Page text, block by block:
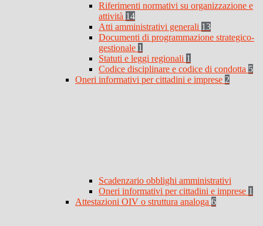
Riferimenti normativi su organizzazione e
attività 14
Atti amministrativi generali 13
Documenti di programmazione strategico-
gestionale 1
Statuti e leggi regionali 1
Codice disciplinare e codice di condotta 5
Oneri informativi per cittadini e imprese 2
Scadenzario obblighi amministrativi
Oneri informativi per cittadini e imprese 1
Attestazioni OIV o struttura analoga 6